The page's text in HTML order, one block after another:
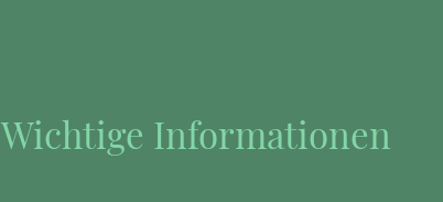
Wichtige Informationen